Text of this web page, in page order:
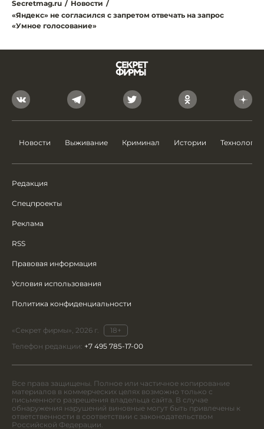
Secretmag.ru / Новости /
«Яндекс» не согласился с запретом отвечать на запрос
«Умное голосование»
Новости Выживание Криминал Истории Технологии
Редакция
Спецпроекты
Реклама
RSS
Правовая информация
Условия использования
Политика конфиденциальности
«Секрет фирмы», 2026 г.
18+
Телефон редакции: +7 495 785-17-00
Все права защищены. Полное или частичное копирование
материалов в коммерческих целях возможно только с
письменного разрешения владельца сайта. В случае
обнаружения нарушений виновные могут быть привлечены к
ответственности в соответствии с законодательством
Российской Федерации.